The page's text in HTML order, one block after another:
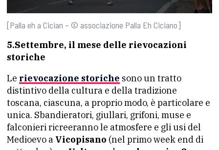
[Palla eh a Cician – © associazione Palla Eh Ciciano]
5.Settembre, il mese delle rievocazioni
storiche
Le rievocazione storiche sono un tratto
distintivo della cultura e della tradizione
toscana, ciascuna, a proprio modo, è particolare e
unica. Sbandieratori, giullari, grifoni, muse e
falconieri ricreeranno le atmosfere e gli usi del
Medioevo a Vicopisano (nel primo week end di